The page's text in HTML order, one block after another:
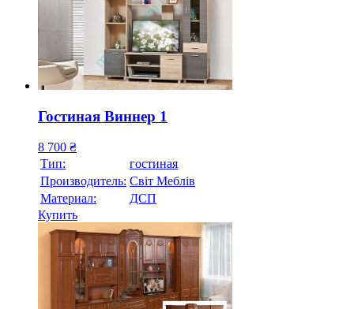
Гостиная Виннер 1
8 700 ₴
Тип:
гостиная
Производитель: Свiт Меблiв
Материал:
ДСП
Купить